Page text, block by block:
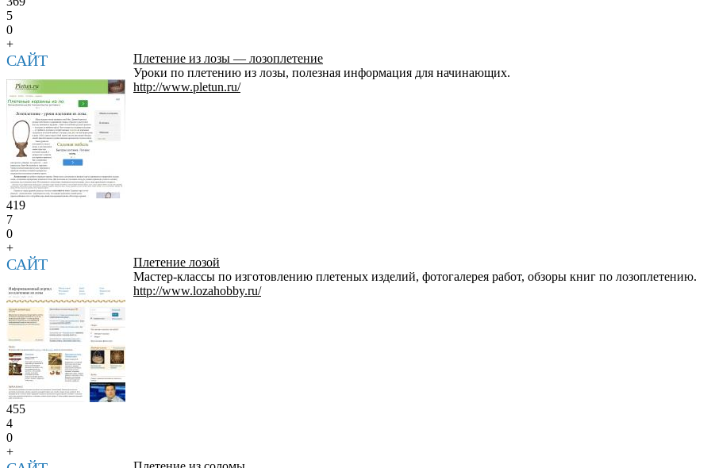
5
0
+
САЙТ
Плетение из лозы — лозоплетение
Уроки по плетению из лозы, полезная информация для начинающих.
http://www.pletun.ru/
419
7
0
+
САЙТ
Плетение лозой
Мастер-классы по изготовлению плетеных изделий, фотогалерея работ, обзоры книг по лозоплетению.
http://www.lozahobby.ru/
455
4
0
+